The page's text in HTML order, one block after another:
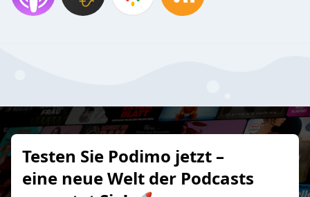
Testen Sie Podimo jetzt –
eine neue Welt der Podcasts